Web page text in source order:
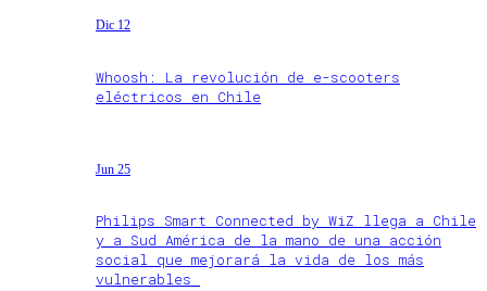
Dic 12
Whoosh: La revolución de e-scooters
eléctricos en Chile
Jun 25
Philips Smart Connected by WiZ llega a Chile
y a Sud América de la mano de una acción
social que mejorará la vida de los más
vulnerables